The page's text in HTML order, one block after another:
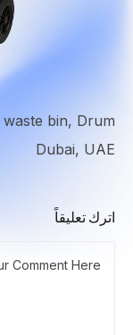
bin, Drum
Dubai, UAE
اترك تعليقاً